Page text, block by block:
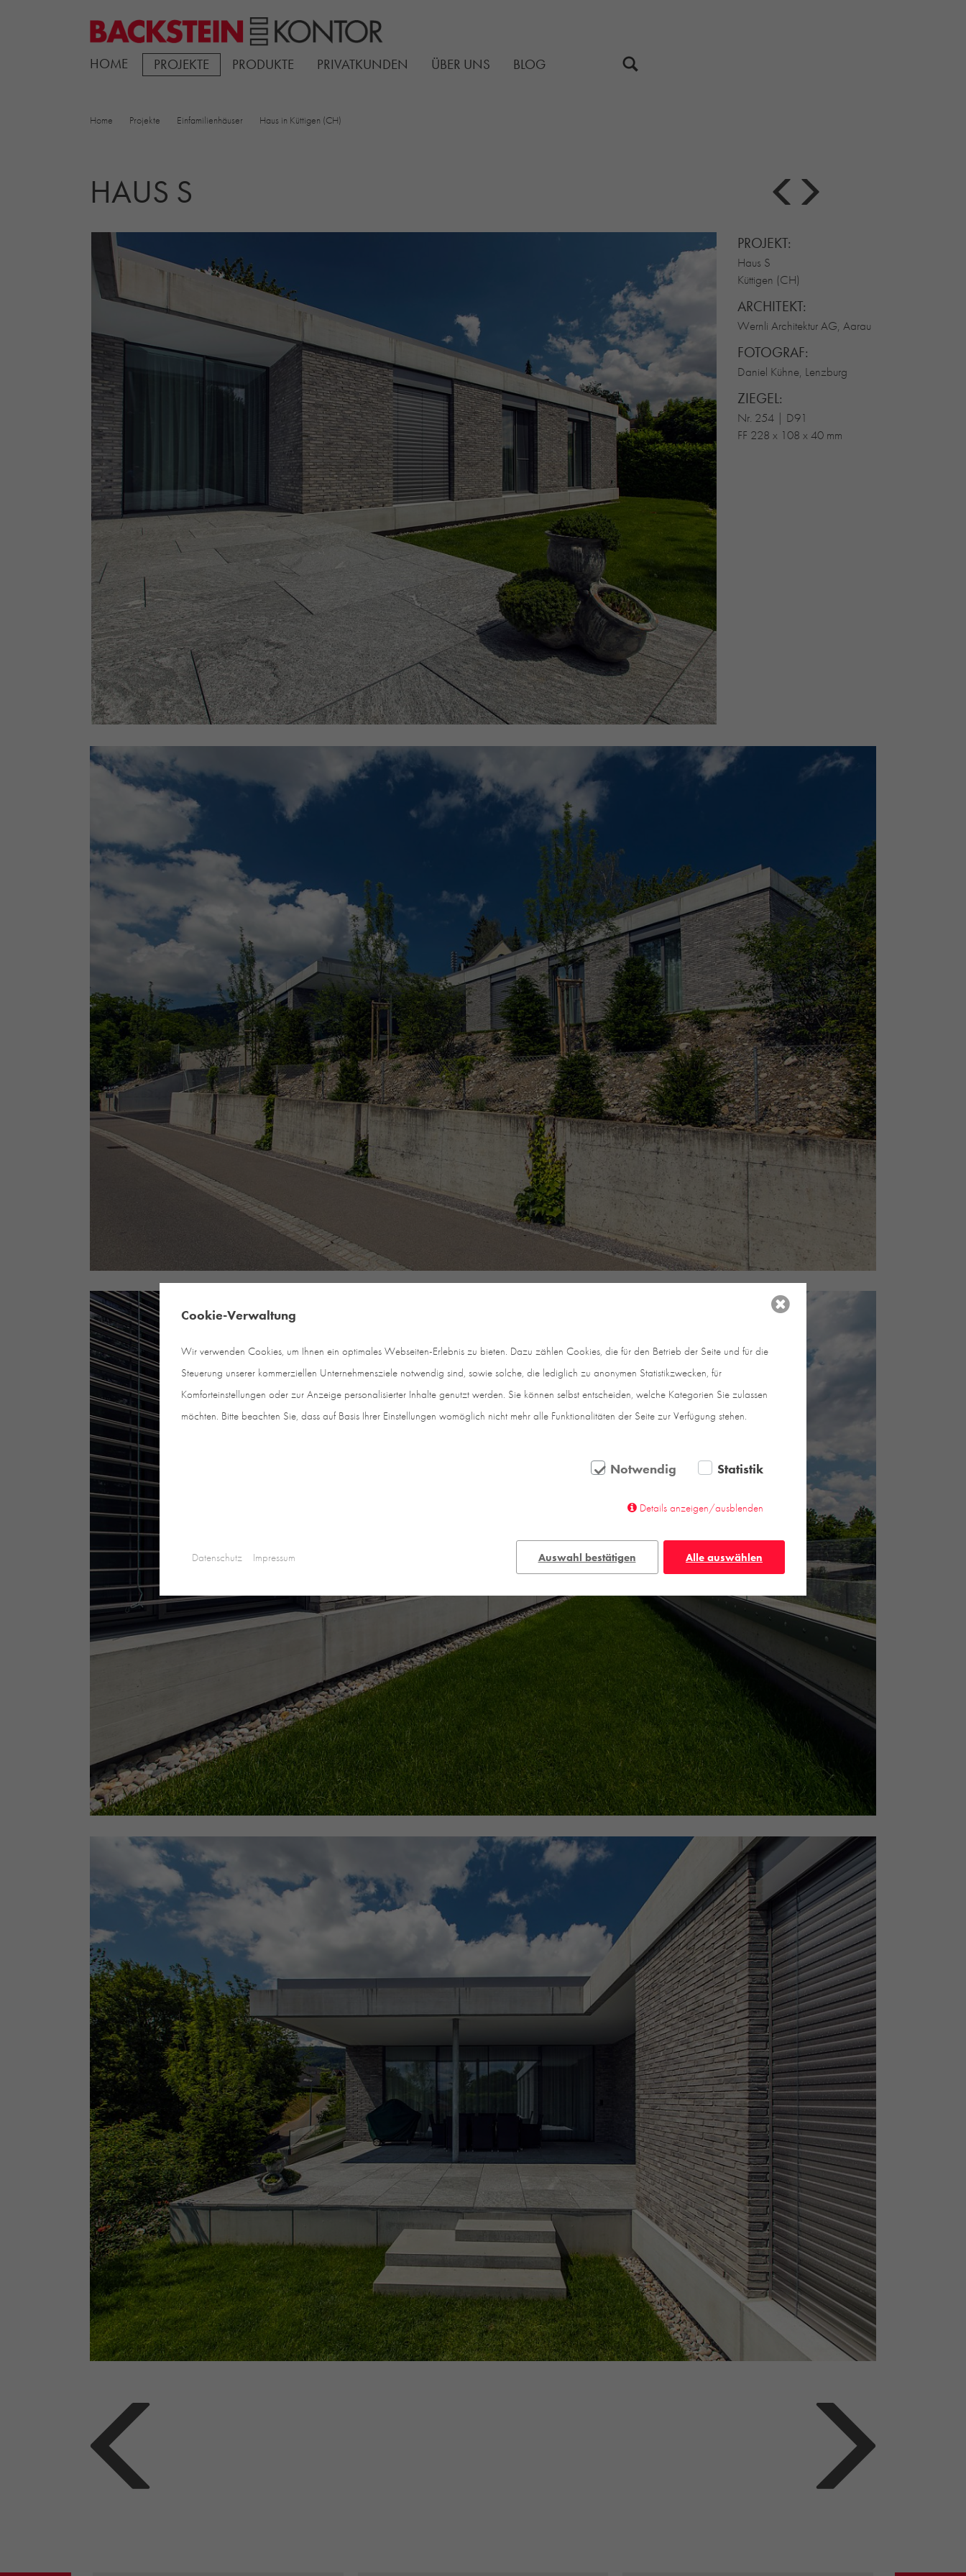
HOME PROJEKTE PRODUKTE PRIVATKUNDEN ÜBER UNS BLOG
Home Projekte Einfamilienhäuser Haus in Küttigen (CH)
HAUS S
PROJEKT:
Haus S
Küttigen (CH)
ARCHITEKT:
Wernli Architektur AG, Aarau
FOTOGRAF:
Daniel Kühne, Lenzburg
ZIEGEL:
Nr. 254 | D91
FF 228 x 108 x 40 mm
Cookie-Verwaltung
Wir verwenden Cookies, um Ihnen ein optimales Webseiten-Erlebnis zu bieten. Dazu zählen Cookies, die für den Betrieb der Seite und für die
Steuerung unserer kommerziellen Unternehmensziele notwendig sind, sowie solche, die lediglich zu anonymen Statistikzwecken, für
Komforteinstellungen oder zur Anzeige personalisierter Inhalte genutzt werden. Sie können selbst entscheiden, welche Kategorien Sie zulassen
möchten. Bitte beachten Sie, dass auf Basis Ihrer Einstellungen womöglich nicht mehr alle Funktionalitäten der Seite zur Verfügung stehen.
Notwendig Statistik
Details anzeigen/ausblenden
Auswahl bestätigen Alle auswählen
Datenschutz Impressum